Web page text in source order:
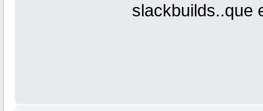
slackbuilds..que